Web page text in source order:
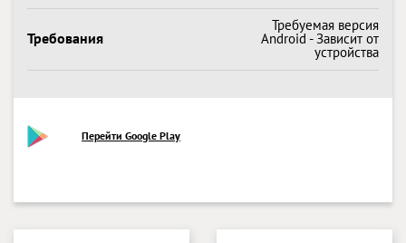
Требования
Требуемая версия
Android - Зависит от
устройства
Перейти Google Play